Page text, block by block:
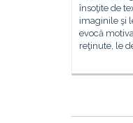
însoţite de
imaginile şi
evocă
reţinute, le